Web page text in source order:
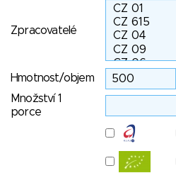
Zpracovatelé
Hmotnost/objem
Množství 1
porce